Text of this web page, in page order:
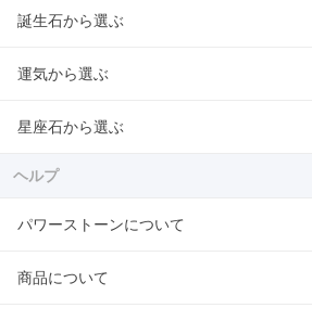
誕生石から選ぶ
運気から選ぶ
星座石から選ぶ
ヘルプ
パワーストーンについて
商品について